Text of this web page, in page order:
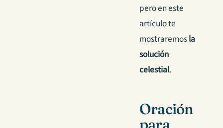
pero en este
artículo te
mostraremosla
solución
celestial.
Oración